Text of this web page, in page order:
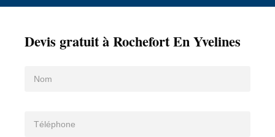
Devis gratuit à Rochefort En Yvelines